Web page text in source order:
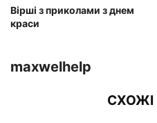
Вірші з приколами з днем
краси
maxwelhelp
СХОЖІ